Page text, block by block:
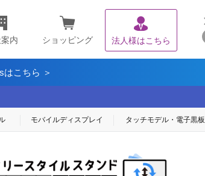
内 ショッピング 法人様はこちら
はこちら ＞
モバイルディスプレイ タッチモデル・ 電子黒板